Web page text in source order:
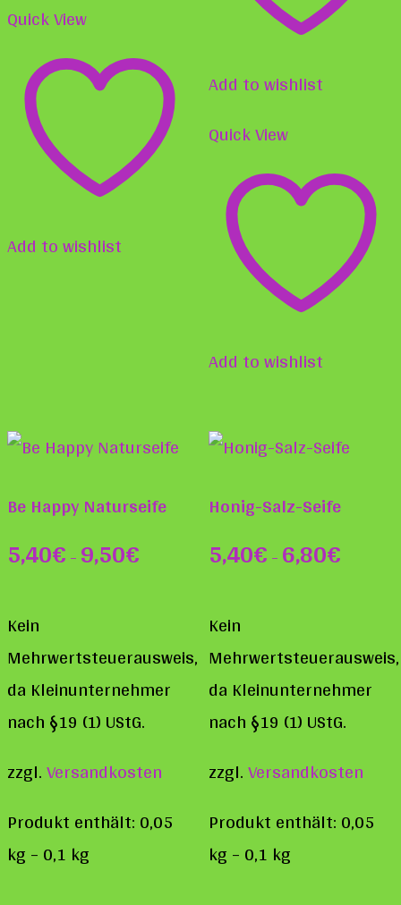
Produktseite
gewählt
werden
Quick View
Add to wishlist
Add to wishlist
Quick View
Add to wishlist
Be Happy Naturseife
5,40€–9,50€
Kein
Mehrwertsteuerausweis,
da Kleinunternehmer
nach §19 (1) UStG.
zzgl.Versandkosten
Produkt enthält: 0,05
kg– 0,1 kg
Honig-Salz-Seife
5,40€–6,80€
Kein
Mehrwertsteuerausweis,
da Kleinunternehmer
nach §19 (1) UStG.
zzgl.Versandkosten
Produkt enthält: 0,05
kg– 0,1 kg